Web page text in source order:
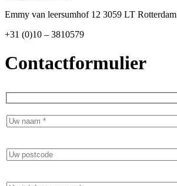
Emmy van leersumhof 12 3059 LT Rotterdam
+31 (0)10 – 3810579
Contactformulier